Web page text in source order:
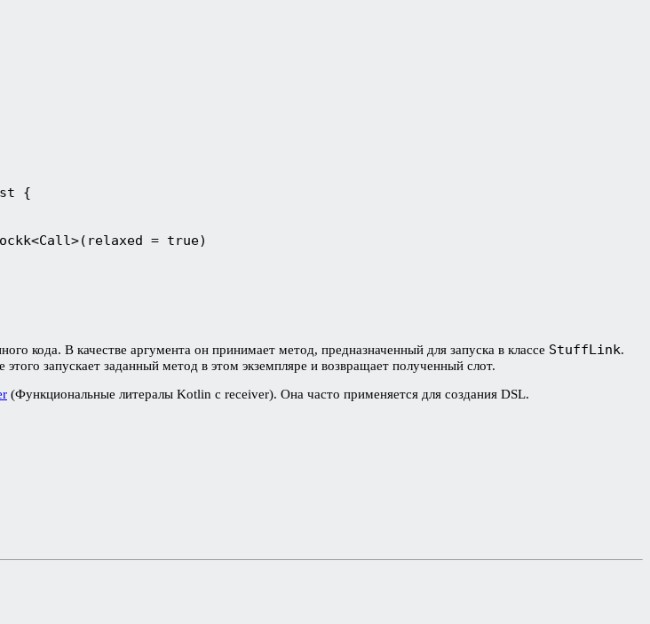
{
= true)
кода. В качестве аргумента он принимает метод, предназначенный для запуска в классе StuffLink.
этого запускает заданный метод в этом экземпляре и возвращает полученный слот.
(Функциональные литералы Kotlin с receiver). Она часто применяется для создания DSL.